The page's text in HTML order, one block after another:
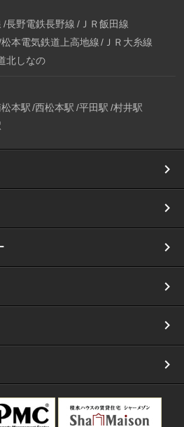
長野電鉄長野線 ＪＲ飯田線
松本電気鉄道上高地線
ＪＲ大糸線
北しなの
本駅 西松本駅 平田駅 村井駅